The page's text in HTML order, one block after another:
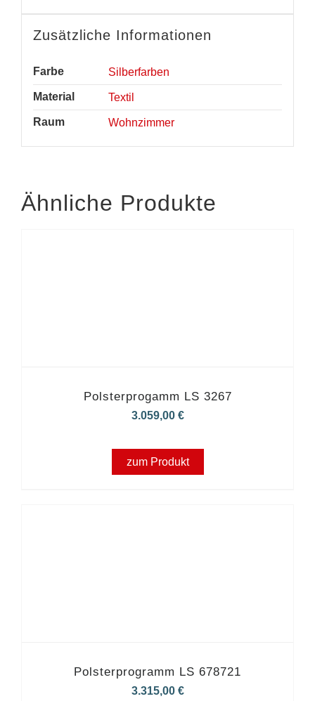
Zusätzliche Informationen
Farbe Silberfarben
Material Textil
Raum Wohnzimmer
Ähnliche Produkte
Polsterprogamm LS 3267
3.059,00 €
zum Produkt
Polsterprogramm LS 678721
3.315,00 €